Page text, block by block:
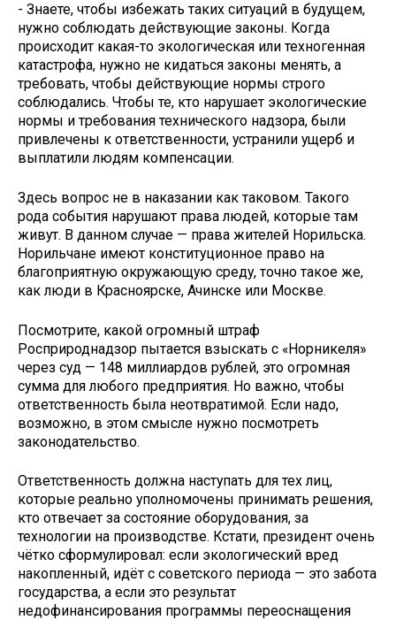
- Знаете, чтобы избежать таких ситуаций в будущем,
нужно соблюдать действующие законы. Когда
происходит какая-то экологическая или техногенная
катастрофа, нужно не кидаться законы менять, а
требовать, чтобы действующие нормы строго
соблюдались. Чтобы те, кто нарушает экологические
нормы и требования технического надзора, были
привлечены к ответственности, устранили ущерб и
выплатили людям компенсации.
Здесь вопрос не в наказании как таковом. Такого
рода события нарушают права людей, которые там
живут. В данном случае — права жителей Норильска.
Норильчане имеют конституционное право на
благоприятную окружающую среду, точно такое же,
как люди в Красноярске, Ачинске или Москве.
Посмотрите, какой огромный штраф
Росприроднадзор пытается взыскать с «Норникеля»
через суд — 148 миллиардов рублей, это огромная
сумма для любого предприятия. Но важно, чтобы
ответственность была неотвратимой. Если надо,
возможно, в этом смысле нужно посмотреть
законодательство.
Ответственность должна наступать для тех лиц,
которые реально уполномочены принимать решения,
кто отвечает за состояние оборудования, за
технологии на производстве. Кстати, президент очень
чётко сформулировал: если экологический вред
накопленный, идёт с советского периода — это забота
государства, а если это результат
недофинансирования программы переоснащения